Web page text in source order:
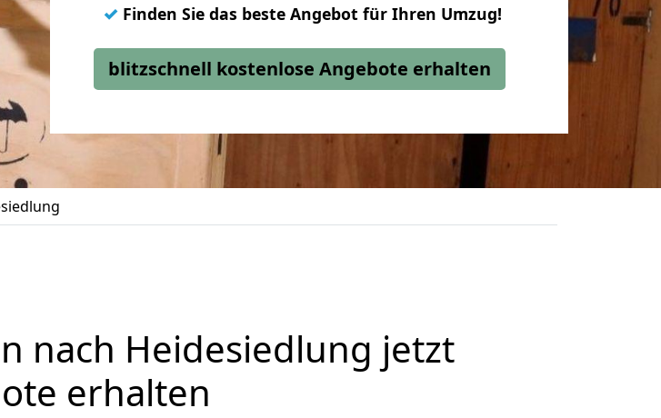
✓ Finden Sie das beste Angebot für Ihren Umzug!
blitzschnell kostenlose Angebote erhalten
nach Heidesiedlung jetzt
erhalten